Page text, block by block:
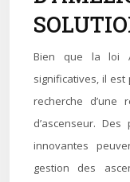
Bien que la loi
significatives, il est
recherche
d’ascenseur.
innovantes
gestion des